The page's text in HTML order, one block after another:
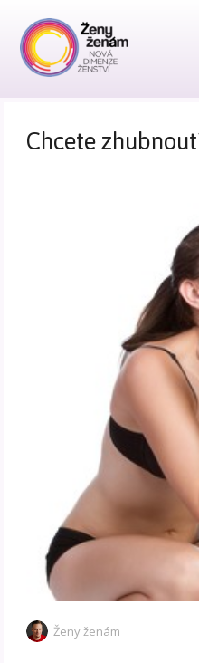
Chcete
Ženy ženám